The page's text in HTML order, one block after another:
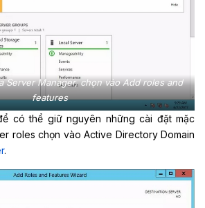
Server Manager, chọn vào Add roles and
features
có thể giữ nguyên những cài đặt mặc
roles chọn vào Active Directory Domain
.